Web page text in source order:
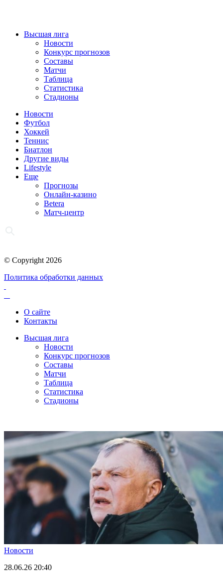
Высшая лига
Новости
Конкурс прогнозов
Составы
Матчи
Таблица
Статистика
Стадионы
Новости
Футбол
Хоккей
Теннис
Биатлон
Другие виды
Lifestyle
Еще
Прогнозы
Онлайн-казино
Betera
Матч-центр
© Copyright 2026
Политика обработки данных
О сайте
Контакты
Высшая лига
Новости
Конкурс прогнозов
Составы
Матчи
Таблица
Статистика
Стадионы
Новости
28.06.26 20:40